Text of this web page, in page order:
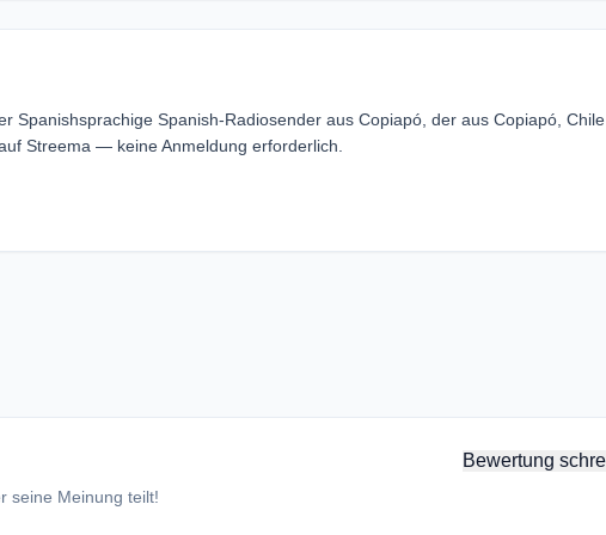
Spanishsprachige Spanish-Radiosender aus Copiapó, der aus Copiapó, Chile
Streema — keine Anmeldung erforderlich.
Bewertung
seine Meinung teilt!